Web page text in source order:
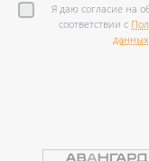
Я даю согласие на
соответствии с
данных